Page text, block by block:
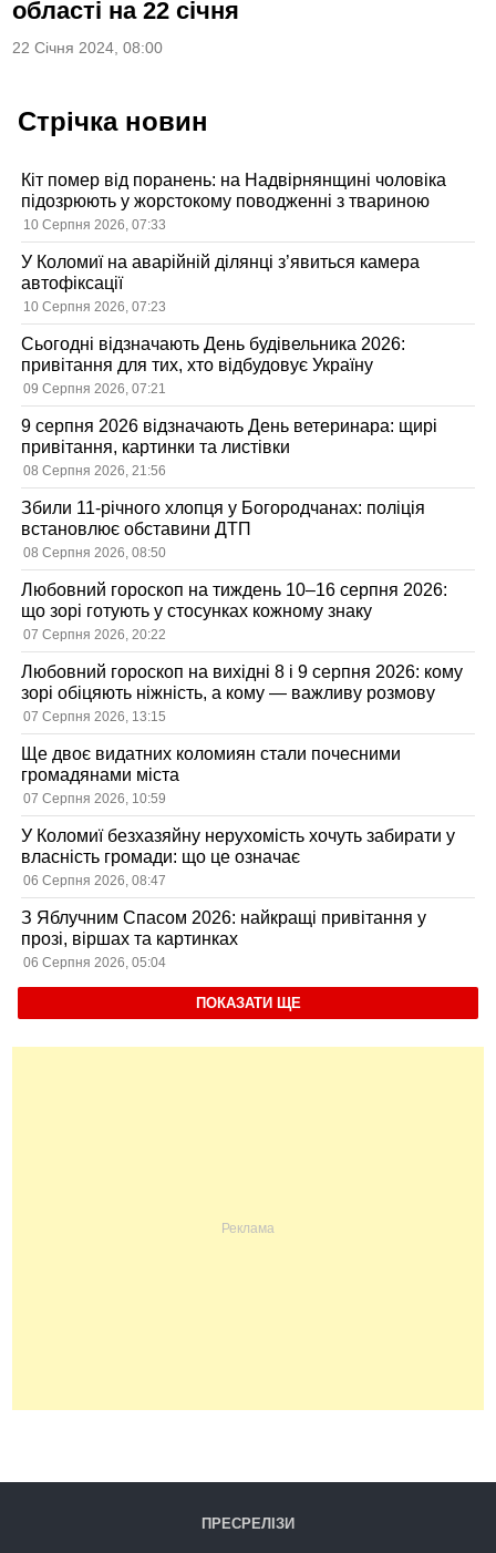
області на 22 січня
22 Січня 2024, 08:00
Стрічка новин
Кіт помер від поранень: на Надвірнянщині чоловіка
підозрюють у жорстокому поводженні з твариною
10 Серпня 2026, 07:33
У Коломиї на аварійній ділянці з’явиться камера
автофіксації
10 Серпня 2026, 07:23
Сьогодні відзначають День будівельника 2026:
привітання для тих, хто відбудовує Україну
09 Серпня 2026, 07:21
9 серпня 2026 відзначають День ветеринара: щирі
привітання, картинки та листівки
08 Серпня 2026, 21:56
Збили 11-річного хлопця у Богородчанах: поліція
встановлює обставини ДТП
08 Серпня 2026, 08:50
Любовний гороскоп на тиждень 10–16 серпня 2026:
що зорі готують у стосунках кожному знаку
07 Серпня 2026, 20:22
Любовний гороскоп на вихідні 8 і 9 серпня 2026: кому
зорі обіцяють ніжність, а кому — важливу розмову
07 Серпня 2026, 13:15
Ще двоє видатних коломиян стали почесними
громадянами міста
07 Серпня 2026, 10:59
У Коломиї безхазяйну нерухомість хочуть забирати у
власність громади: що це означає
06 Серпня 2026, 08:47
З Яблучним Спасом 2026: найкращі привітання у
прозі, віршах та картинках
06 Серпня 2026, 05:04
ПОКАЗАТИ ЩЕ
ПРЕСРЕЛІЗИ